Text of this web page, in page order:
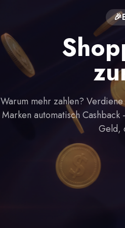
Warum mehr zahlen?
Marken automatisch
Geld,